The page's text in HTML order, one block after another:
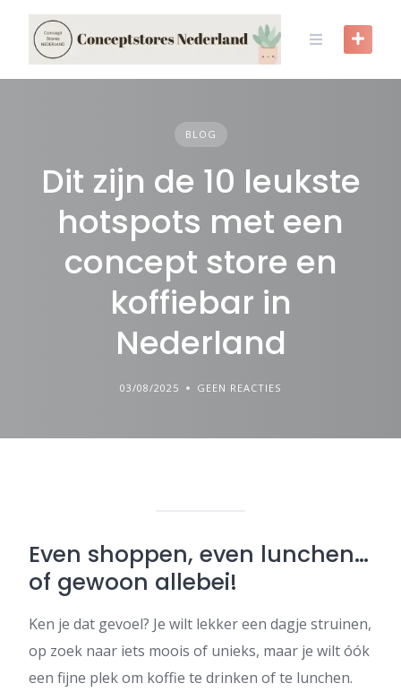
content
BLOG
Dit zijn de 10 leukste
hotspots met een
concept store en
koffiebar in
Nederland
03/08/2025 GEEN REACTIES
Even shoppen, even lunchen…
of gewoon allebei!
Ken je dat gevoel? Je wilt lekker een dagje struinen,
op zoek naar iets moois of unieks, maar je wilt óók
een fijne plek om koffie te drinken of te lunchen.